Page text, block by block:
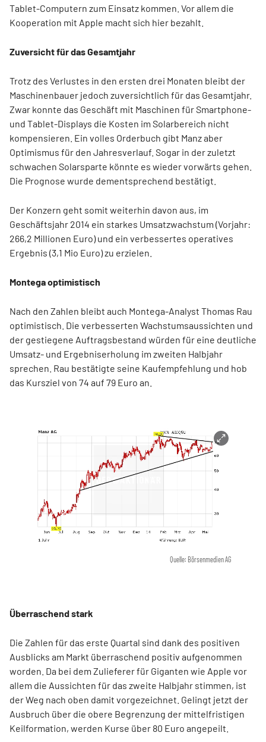
Tablet-Computern zum Einsatz kommen. Vor allem die
Kooperation mit Apple macht sich hier bezahlt.
Zuversicht für das Gesamtjahr
Trotz des Verlustes in den ersten drei Monaten bleibt der
Maschinenbauer jedoch zuversichtlich für das Gesamtjahr.
Zwar konnte das Geschäft mit Maschinen für Smartphone-
und Tablet-Displays die Kosten im Solarbereich nicht
kompensieren. Ein volles Orderbuch gibt Manz aber
Optimismus für den Jahresverlauf. Sogar in der zuletzt
schwachen Solarsparte könnte es wieder vorwärts gehen.
Die Prognose wurde dementsprechend bestätigt.
Der Konzern geht somit weiterhin davon aus, im
Geschäftsjahr 2014 ein starkes Umsatzwachstum (Vorjahr:
266,2 Millionen Euro) und ein verbessertes operatives
Ergebnis (3,1 Mio Euro) zu erzielen.
Montega optimistisch
Nach den Zahlen bleibt auch Montega-Analyst Thomas Rau
optimistisch. Die verbesserten Wachstumsaussichten und
der gestiegene Auftragsbestand würden für eine deutliche
Umsatz- und Ergebniserholung im zweiten Halbjahr
sprechen. Rau bestätigte seine Kaufempfehlung und hob
das Kursziel von 74 auf 79 Euro an.
Quelle: Börsenmedien AG
Überraschend stark
Die Zahlen für das erste Quartal sind dank des positiven
Ausblicks am Markt überraschend positiv aufgenommen
worden. Da bei dem Zulieferer für Giganten wie Apple vor
allem die Aussichten für das zweite Halbjahr stimmen, ist
der Weg nach oben damit vorgezeichnet. Gelingt jetzt der
Ausbruch über die obere Begrenzung der mittelfristigen
Keilformation, werden Kurse über 80 Euro angepeilt.